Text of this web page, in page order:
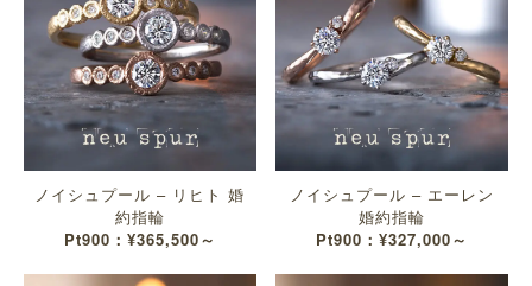
ノイシュプール – リヒト 婚
約指輪
Pt900：¥365,500～
ノイシュプール – エーレン
婚約指輪
Pt900：¥327,000～